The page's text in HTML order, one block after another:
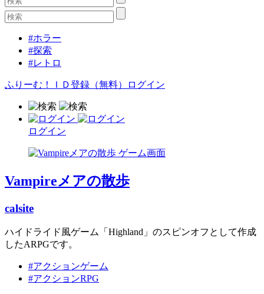
#ホラー
#探索
#レトロ
ふりーむ！ＩＤ登録（無料） ログイン
ログイン
Vampireメアの散歩
calsite
ハイドライド風ゲーム「Highland」のスピンオフとして作成
したARPGです。
#アクションゲーム
#アクションRPG